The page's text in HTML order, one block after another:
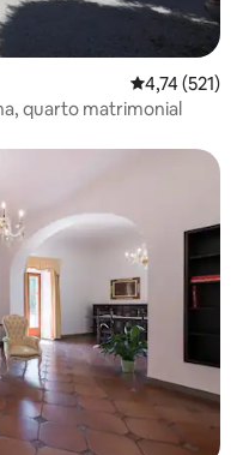
4,74 de uma
4,74 (521)
quarto matrimonial